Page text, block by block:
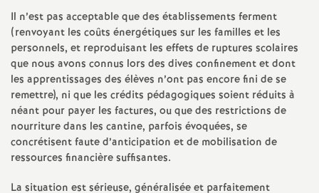
e
s
E
n
s
Il n’est pas acceptable que des établissements ferment
(renvoyant les coûts énergétiques sur les familles et les
personnels, et reproduisant les effets de ruptures scolaires
que nous avons connus lors des dives confinement et dont
les apprentissages des élèves n’ont pas encore fini de se
remettre), ni que les crédits pédagogiques soient réduits à
néant pour payer les factures, ou que des restrictions de
nourriture dans les cantine, parfois évoquées, se
concrétisent faute d’anticipation et de mobilisation de
ressources financière suffisantes.
La situation est sérieuse, généralisée et parfaitement